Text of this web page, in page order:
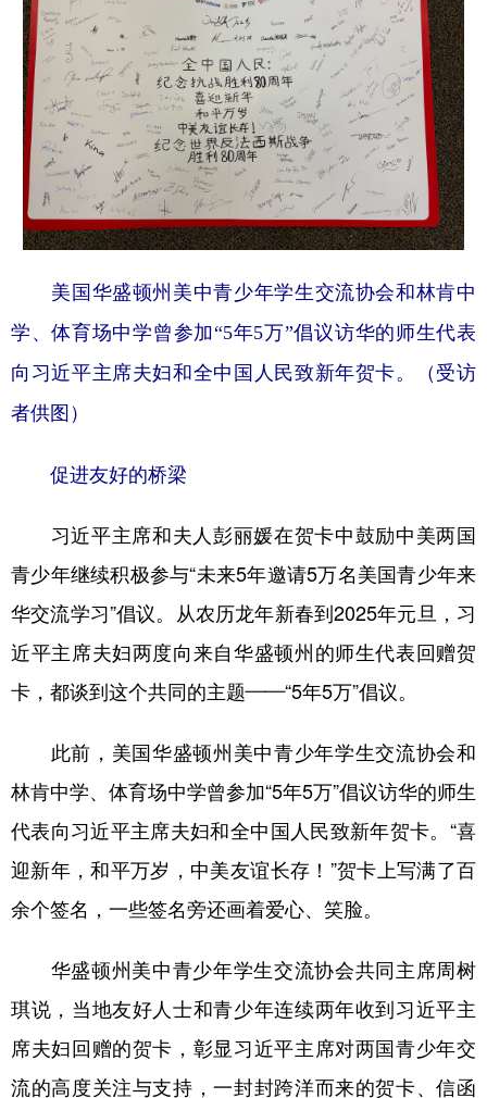
内蒙古 黑龙江
多语种频道
English Español Français عربى
Русский язык 日本語 한국어
美国华盛顿州美中青少年学生交流协会和林肯中
学、体育场中学曾参加“5年5万”倡议访华的师生代表
向习近平主席夫妇和全中国人民致新年贺卡。（受访
者供图）
促进友好的桥梁
习近平主席和夫人彭丽媛在贺卡中鼓励中美两国
青少年继续积极参与“未来5年邀请5万名美国青少年来
华交流学习”倡议。从农历龙年新春到2025年元旦，习
近平主席夫妇两度向来自华盛顿州的师生代表回赠贺
卡，都谈到这个共同的主题——“5年5万”倡议。
此前，美国华盛顿州美中青少年学生交流协会和
林肯中学、体育场中学曾参加“5年5万”倡议访华的师生
代表向习近平主席夫妇和全中国人民致新年贺卡。“喜
迎新年，和平万岁，中美友谊长存！”贺卡上写满了百
余个签名，一些签名旁还画着爱心、笑脸。
华盛顿州美中青少年学生交流协会共同主席周树
琪说，当地友好人士和青少年连续两年收到习近平主
席夫妇回赠的贺卡，彰显习近平主席对两国青少年交
流的高度关注与支持，一封封跨洋而来的贺卡、信函